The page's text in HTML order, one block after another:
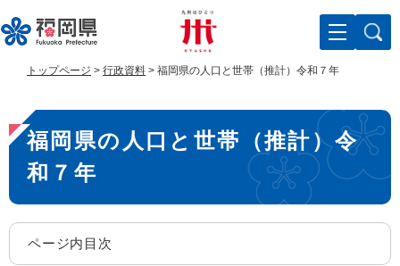
ー
ジ
で
す
ニ
ュ
ば
し
文
トップページ > 行政資料 > 福岡県の人口と世帯（推計）令和７年
本
文
福岡県の人口と世帯（推計）令
和７年
ページ内目次